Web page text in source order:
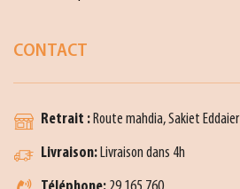
CONTACT
Retrait : Route mahdia, Sakiet Eddaier
Livraison: Livraison dans 4h